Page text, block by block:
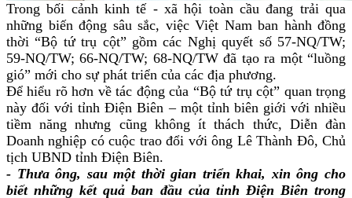
Trong bối cảnh kinh tế - xã hội toàn cầu đang trải qua
những biến động sâu sắc, việc Việt Nam ban hành đồng
thời “Bộ tứ trụ cột” gồm các Nghị quyết số 57-NQ/TW;
59-NQ/TW; 66-NQ/TW; 68-NQ/TW đã tạo ra một “luồng
gió” mới cho sự phát triển của các địa phương.
Để hiểu rõ hơn về tác động của “Bộ tứ trụ cột” quan trọng
này đối với tỉnh Điện Biên – một tỉnh biên giới với nhiều
tiềm năng nhưng cũng không ít thách thức, Diễn đàn
Doanh nghiệp có cuộc trao đổi với ông Lê Thành Đô, Chủ
tịch UBND tỉnh Điện Biên.
- Thưa ông, sau một thời gian triển khai, xin ông cho
biết những kết quả ban đầu của tỉnh Điện Biên trong